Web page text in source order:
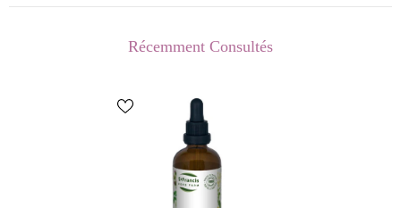
Récemment Consultés